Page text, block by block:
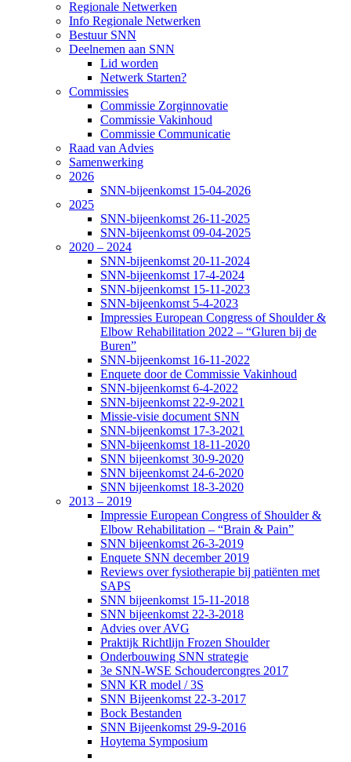
Regionale Netwerken
Info Regionale Netwerken
Bestuur SNN
Deelnemen aan SNN
Lid worden
Netwerk Starten?
Commissies
Commissie Zorginnovatie
Commissie Vakinhoud
Commissie Communicatie
Raad van Advies
Samenwerking
2026
SNN-bijeenkomst 15-04-2026
2025
SNN-bijeenkomst 26-11-2025
SNN-bijeenkomst 09-04-2025
2020 – 2024
SNN-bijeenkomst 20-11-2024
SNN-bijeenkomst 17-4-2024
SNN-bijeenkomst 15-11-2023
SNN-bijeenkomst 5-4-2023
Impressies European Congress of Shoulder &
Elbow Rehabilitation 2022 – “Gluren bij de
Buren”
SNN-bijeenkomst 16-11-2022
Enquete door de Commissie Vakinhoud
SNN-bijeenkomst 6-4-2022
SNN-bijeenkomst 22-9-2021
Missie-visie document SNN
SNN-bijeenkomst 17-3-2021
SNN-bijeenkomst 18-11-2020
SNN bijeenkomst 30-9-2020
SNN bijeenkomst 24-6-2020
SNN bijeenkomst 18-3-2020
2013 – 2019
Impressie European Congress of Shoulder &
Elbow Rehabilitation – “Brain & Pain”
SNN bijeenkomst 26-3-2019
Enquete SNN december 2019
Reviews over fysiotherapie bij patiënten met
SAPS
SNN bijeenkomst 15-11-2018
SNN bijeenkomst 22-3-2018
Advies over AVG
Praktijk Richtlijn Frozen Shoulder
Onderbouwing SNN strategie
3e SNN-WSE Schoudercongres 2017
SNN KR model / 3S
SNN Bijeenkomst 22-3-2017
Bock Bestanden
SNN Bijeenkomst 29-9-2016
Hoytema Symposium